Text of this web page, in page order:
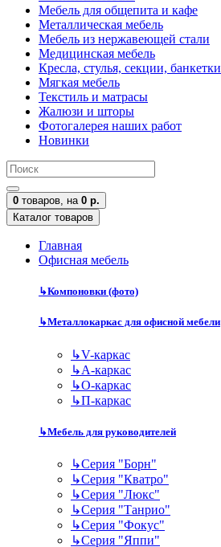
Мебель для общепита и кафе
Металлическая мебель
Мебель из нержавеющей стали
Медицинская мебель
Кресла, стулья, секции, банкетки
Мягкая мебель
Текстиль и матрасы
Жалюзи и шторы
Фотогалерея наших работ
Новинки
0 товаров, на 0 р.
Каталог товаров
Главная
Офисная мебель
↳Компоновки (фото)
↳Металлокаркас для офисной мебели
↳V-каркас
↳А-каркас
↳О-каркас
↳П-каркас
↳Мебель для руководителей
↳Серия "Борн"
↳Серия "Кватро"
↳Серия "Люкс"
↳Серия "Танрио"
↳Серия "Фокус"
↳Серия "Яппи"